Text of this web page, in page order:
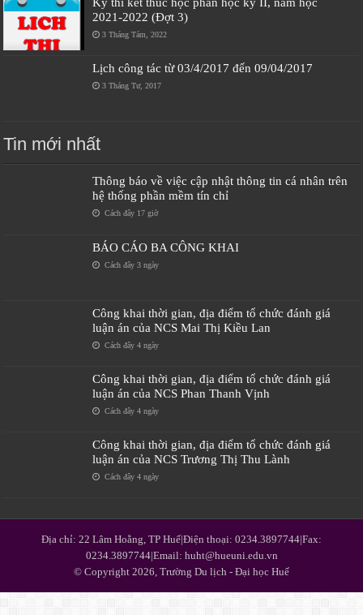
2021-2022 (Đợt 3)
3 Tháng Tám, 2022
Lịch công tác từ 03/4/2017 đến 09/04/2017
3 Tháng Tư, 2017
Tin mới nhất
Thông báo về việc cập nhật thông tin cá nhân trên
hệ thống phần mềm tín chỉ
Cách đây 17 giờ
BÁO CÁO BA CÔNG KHAI
Cách đây 3 ngày
Công khai thời gian, địa điểm tổ chức đánh giá
luận án của NCS Mai Thị Kiều Lan
Cách đây 4 ngày
Công khai thời gian, địa điểm tổ chức đánh giá
luận án của NCS Phan Thanh Vịnh
Cách đây 4 ngày
Công khai thời gian, địa điểm tổ chức đánh giá
luận án của NCS Trương Thị Thu Lành
Cách đây 4 ngày
Địa chỉ: 22 Lâm Hoằng, TP Huế|Điện thoại: 0234.3897744|Fax:
0234.3897744|Email: huht@hueuni.edu.vn
© Copyright 2026, Trường Du lịch - Đại học Huế